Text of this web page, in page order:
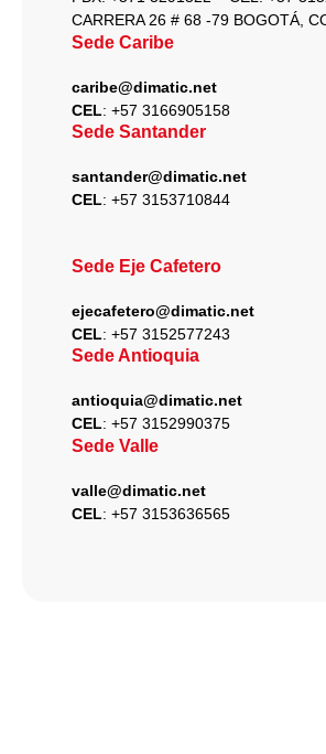
CARRERA 26 # 68 -79 BOGOTÁ,
Sede Caribe
caribe@dimatic.net
CEL: +57 3166905158
Sede Santander
santander@dimatic.net
CEL: +57 3153710844
Sede Eje Cafetero
ejecafetero@dimatic.net
CEL: +57 3152577243
Sede Antioquia
antioquia@dimatic.net
CEL: +57 3152990375
Sede Valle
valle@dimatic.net
CEL: +57 3153636565